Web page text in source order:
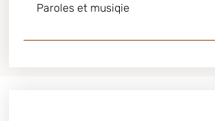
Paroles et musiqie